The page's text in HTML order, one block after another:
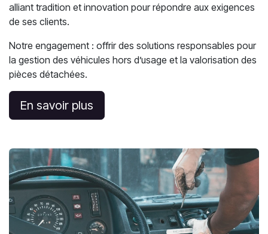
alliant tradition et innovation pour répondre aux exigences
de ses clients.
Notre engagement : offrir des solutions responsables pour
la gestion des véhicules hors d’usage et la valorisation des
pièces détachées.
En savoir plus